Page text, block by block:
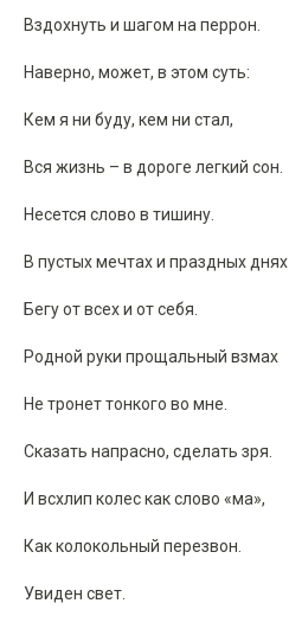
Вздохнуть и шагом на перрон.
Наверно, может, в этом суть:
Кем я ни буду, кем ни стал,
Вся жизнь – в дороге легкий сон.
Несется слово в тишину.
В пустых мечтах и праздных днях
Бегу от всех и от себя.
Родной руки прощальный взмах
Не тронет тонкого во мне.
Сказать напрасно, сделать зря.
И всхлип колес как слово «ма»,
Как колокольный перезвон.
Увиден свет.